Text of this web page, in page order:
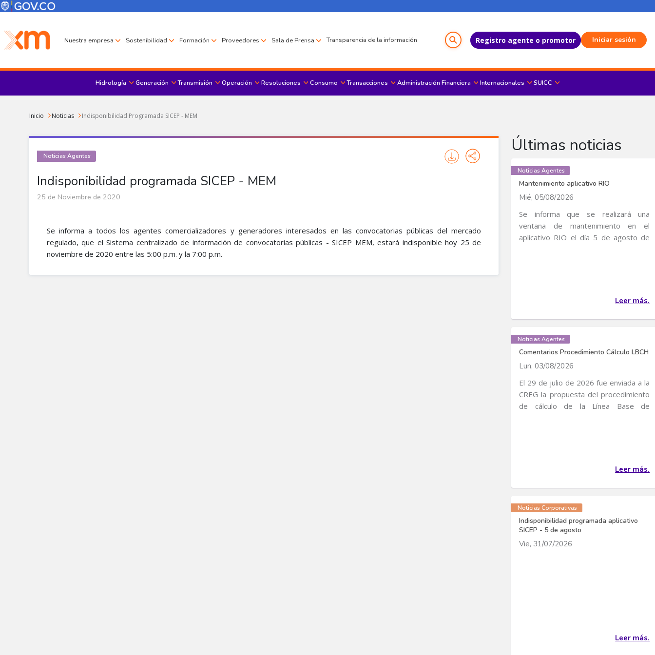
Pasar al contenido principal
Menú Corporativo
Menú de encabezado
Nuestra empresa Sostenibilidad Formación Proveedores Sala de Prensa Transparencia de la información Registro agente o promotor Iniciar sesión
Menu principal
Hidrología Generación Transmisión Operación Resoluciones Consumo Transacciones Administración Financiera Internacionales SUICC
Sobrescribir enlaces de ayuda a la navegación
Inicio Noticias Indisponibilidad Programada SICEP - MEM
Indisponibilidad programada SICEP - MEM
Noticias Agentes
25 de Noviembre de 2020
Se informa a todos los agentes comercializadores y generadores interesados en las convocatorias públicas del mercado
regulado, que el Sistema centralizado de información de convocatorias públicas - SICEP MEM, estará indisponible hoy 25 de
noviembre de 2020 entre las 5:00 p.m. y la 7:00 p.m.​
Últimas noticias
Noticias Agentes
Mantenimiento aplicativo RIO
Mié, 05/08/2026
Se informa que se realizará una
ventana de mantenimiento en el
aplicativo RIO el día 5 de agosto de
Leer más.
Noticias Agentes
Comentarios Procedimiento Cálculo LBCH
Lun, 03/08/2026
El 29 de julio de 2026 fue enviada a la
CREG la propuesta del procedimiento
de cálculo de la Línea Base de
Leer más.
Noticias Corporativas
Indisponibilidad programada aplicativo
SICEP - 5 de agosto
Vie, 31/07/2026
Leer más.